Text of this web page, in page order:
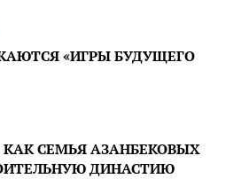
«ИГРЫ БУДУЩЕГО
СЕМЬЯ АЗАНБЕКОВЫХ
ДИНАСТИЮ